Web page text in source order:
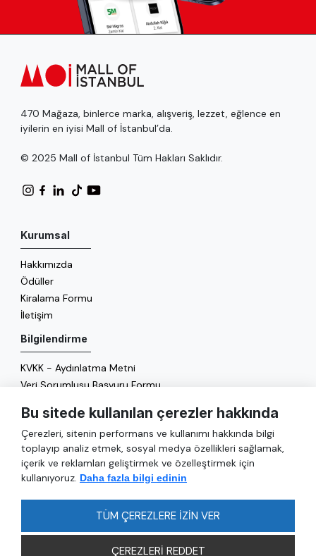
470 Mağaza, binlerce marka, alışveriş, lezzet, eğlence en
iyilerin en iyisi Mall of İstanbul’da.
© 2025 Mall of İstanbul Tüm Hakları Saklıdır.
Kurumsal
Hakkımızda
Ödüller
Kiralama Formu
İletişim
Bilgilendirme
KVKK - Aydınlatma Metni
Veri Sorumlusu Başvuru Formu
Enerji Politikası
Genel
Hizmetler
Bu sitede kullanılan çerezler hakkında
Çerezleri, sitenin performans ve kullanımı hakkında bilgi
toplayıp analiz etmek, sosyal medya özellikleri sağlamak,
içerik ve reklamları geliştirmek ve özelleştirmek için
kullanıyoruz. Daha fazla bilgi edinin
TÜM ÇEREZLERE İZİN VER
ÇEREZLERİ REDDET